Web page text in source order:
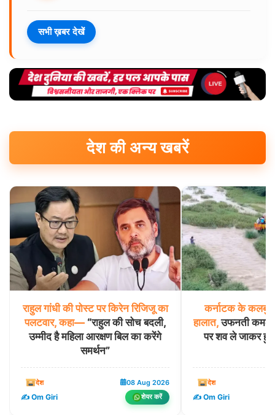
सभी ख़बर देखें
देश की अन्य खबरें
राहुल गांधी की पोस्ट पर किरेन रिजिजू का
पलटवार, कहा—“राहुल की सोच बदली,
उम्मीद है महिला आरक्षण बिल का करेंगे
समर्थन”
देश 08 Aug 2026
✍️ Om Giri शेयर करें
कर्नाटक के कलबुर्गी
हालात,उफनती
पर शव ले जाकर
देश
✍️ Om Giri